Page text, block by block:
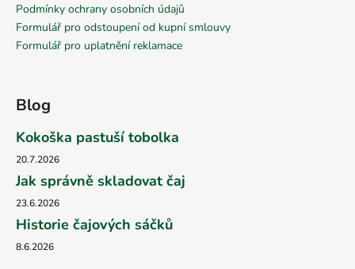
Podmínky ochrany osobních údajů
Formulář pro odstoupení od kupní smlouvy
Formulář pro uplatnění reklamace
Blog
Kokoška pastuší tobolka
20.7.2026
Jak správně skladovat čaj
23.6.2026
Historie čajových sáčků
8.6.2026